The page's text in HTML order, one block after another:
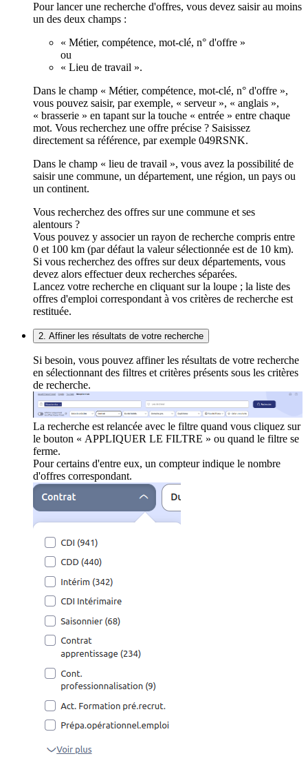
Pour lancer une recherche d'offres, vous devez saisir au moins
un des deux champs :
« Métier, compétence, mot-clé, n° d'offre »
ou
« Lieu de travail ».
Dans le champ « Métier, compétence, mot-clé, n° d'offre »,
vous pouvez saisir, par exemple, « serveur », « anglais »,
« brasserie » en tapant sur la touche « entrée » entre chaque
mot. Vous recherchez une offre précise ? Saisissez
directement sa référence, par exemple 049RSNK.
Dans le champ « lieu de travail », vous avez la possibilité de
saisir une commune, un département, une région, un pays ou
un continent.
Vous recherchez des offres sur une commune et ses
alentours ?
Vous pouvez y associer un rayon de recherche compris entre
0 et 100 km (par défaut la valeur sélectionnée est de 10 km).
Si vous recherchez des offres sur deux départements, vous
devez alors effectuer deux recherches séparées.
Lancez votre recherche en cliquant sur la loupe ; la liste des
offres d'emploi correspondant à vos critères de recherche est
restituée.
2. Affiner les résultats de votre recherche
Si besoin, vous pouvez affiner les résultats de votre recherche
en sélectionnant des filtres et critères présents sous les critères
de recherche.
La recherche est relancée avec le filtre quand vous cliquez sur
le bouton « APPLIQUER LE FILTRE » ou quand le filtre se
ferme.
Pour certains d'entre eux, un compteur indique le nombre
d'offres correspondant.